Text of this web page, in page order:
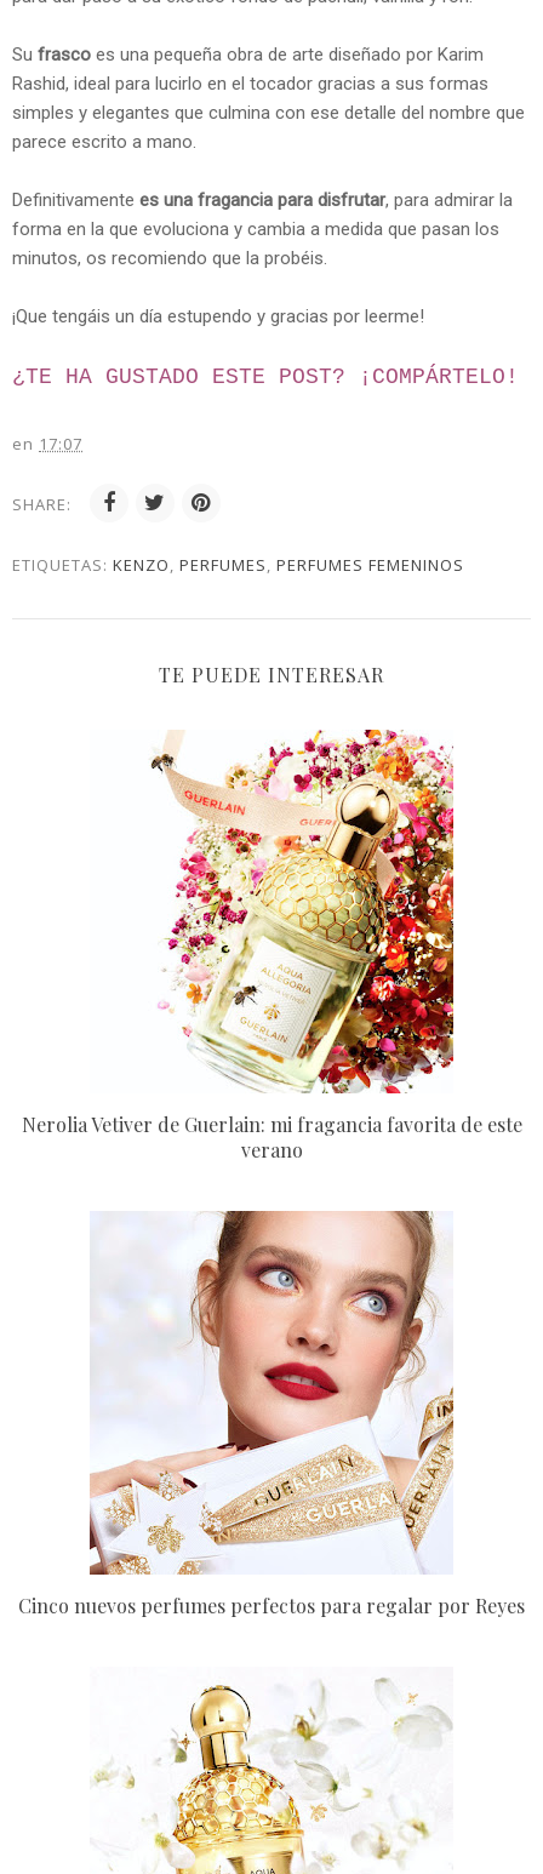
Su frasco es una pequeña obra de arte diseñado por Karim
Rashid, ideal para lucirlo en el tocador gracias a sus formas
simples y elegantes que culmina con ese detalle del nombre que
parece escrito a mano.
Definitivamente es una fragancia para disfrutar, para admirar la
forma en la que evoluciona y cambia a medida que pasan los
minutos, os recomiendo que la probéis.
¡Que tengáis un día estupendo y gracias por leerme!
¿TE HA GUSTADO ESTE POST? ¡ COMPÁRTELO!
en 17:07
SHARE:
ETIQUETAS: KENZO PERFUMES PERFUMES FEMENINOS
TE PUEDE INTERESAR
Nerolia Vetiver de Guerlain: mi fragancia favorita de este
verano
Cinco nuevos perfumes perfectos para regalar por Reyes